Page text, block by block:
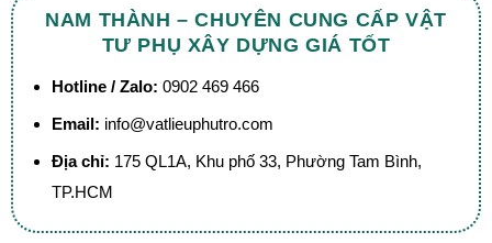
NAM THÀNH – CHUYÊN CUNG CẤP VẬT
TƯ PHỤ XÂY DỰNG GIÁ TỐT
Hotline / Zalo: 0902 469 466
Email: info@vatlieuphutro.com
Địa chỉ: 175 QL1A, Khu phố 33, Phường Tam Bình,
TP.HCM